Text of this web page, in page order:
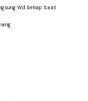
Wd Setiap Saat